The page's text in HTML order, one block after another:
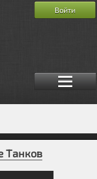
Войти
Танков